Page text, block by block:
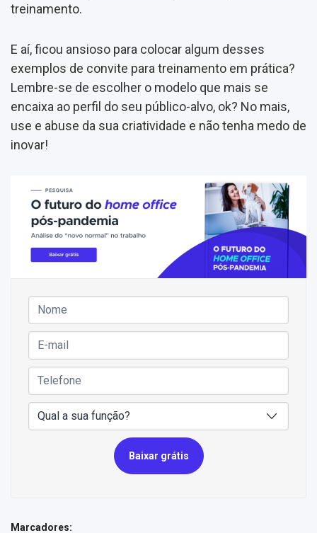
treinamento.
E aí, ficou ansioso para colocar algum desses
exemplos de convite para treinamento em prática?
Lembre-se de escolher o modelo que mais se
encaixa ao perfil do seu público-alvo, ok? No mais,
use e abuse da sua criatividade e não tenha medo de
inovar!
Baixar grátis
Marcadores: